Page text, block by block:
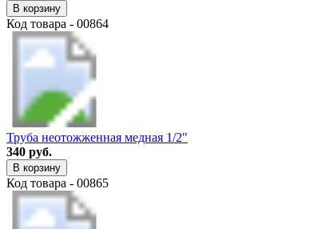
В корзину
Код товара - 00864
Труба неотожженная медная 1/2"
340 руб.
В корзину
Код товара - 00865